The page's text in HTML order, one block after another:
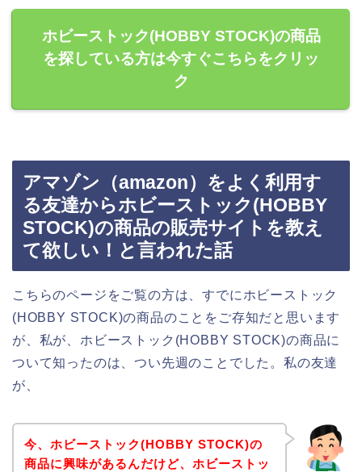
ホビーストック(HOBBY STOCK)の商品
を探している方は今すぐこちらをクリッ
ク
アマゾン（amazon）をよく利用す
る友達からホビーストック(HOBBY
STOCK)の商品の販売サイトを教え
て欲しい！と言われた話
こちらのページをご覧の方は、すでにホビーストック
(HOBBY STOCK)の商品のことをご存知だと思います
が、私が、ホビーストック(HOBBY STOCK)の商品に
ついて知ったのは、つい先週のことでした。私の友達
が、
今、ホビーストック(HOBBY STOCK)の
商品に興味があるんだけど、ホビーストッ